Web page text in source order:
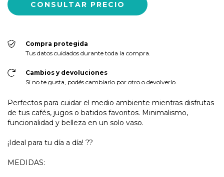
Compra protegida
Tus datos cuidados durante toda la compra.
Cambios y devoluciones
Si no te gusta, podés cambiarlo por otro o devolverlo.
Perfectos para cuidar el medio ambiente mientras disfrutas
de tus cafés, jugos o batidos favoritos. Minimalismo,
funcionalidad y belleza en un solo vaso.
¡Ideal para tu día a día! ??
MEDIDAS: